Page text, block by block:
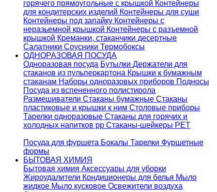
горячего прямоугольные с крышкой Контейнеры
для кондитерских изделий Контейнеры для суши
Контейнеры под запайку Контейнеры с
неразьемной крышкой Контейнеры с разъемной
крышкой Креманки, стаканчики десертные
Салатники Соусники Термобоксы
ОДНОРАЗОВАЯ ПОСУДА
Одноразовая посуда Бутылки Держатели для
стаканов из пульперкартона Крышки к бумажным
стаканам Наборы одноразовых приборов Подносы
Посуда из вспененного полистирола
Размешиватели Стаканы бумажные Стаканы
пластиковые и крышки к ним Столовые приборы
Тарелки одноразовые Стаканы для горячих и
холодных напитков pp Стаканы-шейкеры PET
Посуда для фуршета Бокалы Тарелки Фуршетные
формы
БЫТОВАЯ ХИМИЯ
Бытовая химия Аксессуары для уборки
Жироудалители Кондиционеры для белья Мыло
жидкое Мыло кусковое Освежители воздуха